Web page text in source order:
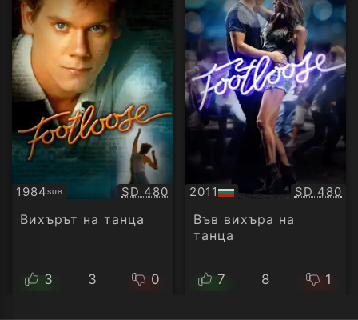
1984SUB
Субтитри Качество:
SD 480
Вихърът на танца
3 3 0
2011
БГ
аудио
SD 480
Във вихъра на
танца
7 8 1